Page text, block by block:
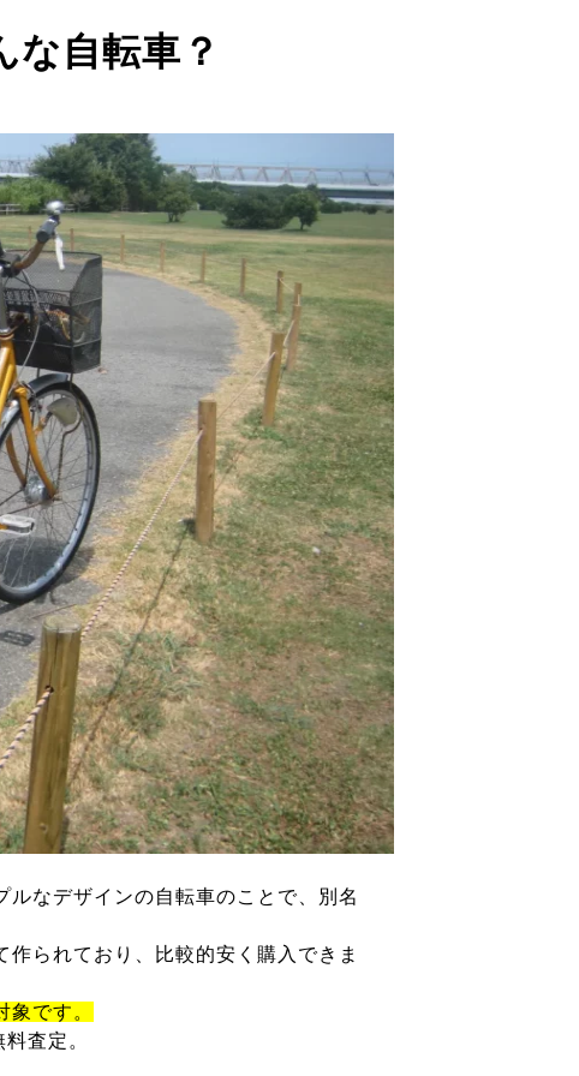
な自転車？
ルなデザインの自転車のことで、別名
られており、比較的安く購入できま
です。
査定。